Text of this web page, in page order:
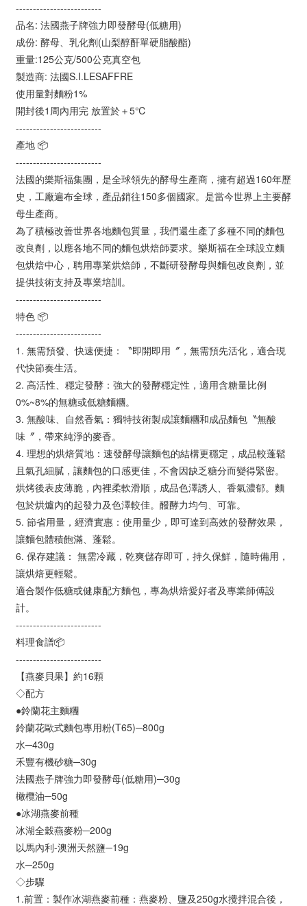
-------------------------
品名: 法國燕子牌強力即發酵母(低糖用)
成份: 酵母、乳化劑(山梨醇酐單硬脂酸酯)
重量:125公克/500公克真空包
製造商: 法國S.I.LESAFFRE
使用量對麵粉1%
開封後1周內用完 放置於＋5℃
-------------------------
產地 📦
-------------------------
法國的樂斯福集團，是全球領先的酵母生產商，擁有超過160年歷
史，工廠遍布全球，產品銷往150多個國家。是當今世界上主要酵
母生產商。
為了積極改善世界各地麵包質量，我們還生產了多種不同的麵包
改良劑，以應各地不同的麵包烘焙師要求。樂斯福在全球設立麵
包烘焙中心，聘用專業烘焙師，不斷研發酵母與麵包改良劑，並
提供技術支持及專業培訓。
-------------------------
特色 📦
-------------------------
1. 無需預發、快速便捷：〝即開即用〞，無需預先活化，適合現
代快節奏生活。
2. 高活性、穩定發酵：強大的發酵穩定性，適用含糖量比例
0%~8%的無糖或低糖麵糰。
3. 無酸味、自然香氣：獨特技術製成讓麵糰和成品麵包〝無酸
味〞，帶來純淨的麥香。
4. 理想的烘焙質地：速發酵母讓麵包的結構更穩定，成品較蓬鬆
且氣孔細膩，讓麵包的口感更佳，不會因缺乏糖分而變得緊密。
烘烤後表皮薄脆，內裡柔軟滑順，成品色澤誘人、香氣濃郁。麵
包於烘爐內的起發力及色澤較佳。醱酵力均勻、可靠。
5. 節省用量，經濟實惠：使用量少，即可達到高效的發酵效果，
讓麵包體積飽滿、蓬鬆。
6. 保存建議： 無需冷藏，乾爽儲存即可，持久保鮮，隨時備用，
讓烘焙更輕鬆。
適合製作低糖或健康配方麵包，專為烘焙愛好者及專業師傅設
計。
-------------------------
料理食譜📦
-------------------------
【燕麥貝果】約16顆
◇配方
●鈴蘭花主麵糰
鈴蘭花歐式麵包專用粉(T65)─800g
水─430g
禾豐有機砂糖─30g
法國燕子牌強力即發酵母(低糖用)─30g
橄欖油─50g
●冰湖燕麥前種
冰湖全穀燕麥粉─200g
以馬內利-澳洲天然鹽─19g
水─250g
◇步驟
1.前置：製作冰湖燕麥前種：燕麥粉、鹽及250g水攪拌混合後，